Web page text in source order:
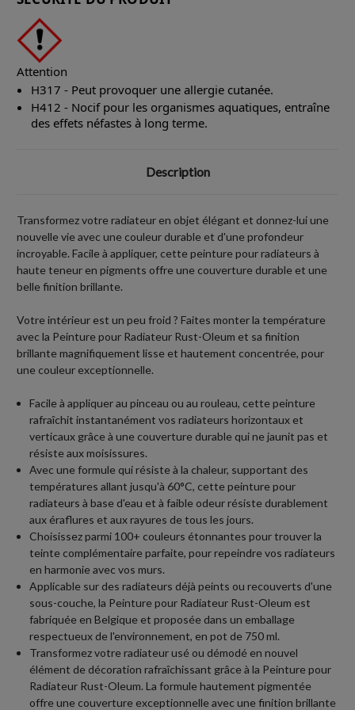
Attention
H317 - Peut provoquer une allergie cutanée.
H412 - Nocif pour les organismes aquatiques, entraîne
des effets néfastes à long terme.
Description
Transformez votre radiateur en objet élégant et donnez-lui une
nouvelle vie avec une couleur durable et d'une profondeur
incroyable. Facile à appliquer, cette peinture pour radiateurs à
haute teneur en pigments offre une couverture durable et une
belle finition brillante.
Votre intérieur est un peu froid ? Faites monter la température
avec la Peinture pour Radiateur Rust-Oleum et sa finition
brillante magnifiquement lisse et hautement concentrée, pour
une couleur exceptionnelle.
Facile à appliquer au pinceau ou au rouleau, cette peinture
rafraîchit instantanément vos radiateurs horizontaux et
verticaux grâce à une couverture durable qui ne jaunit pas et
résiste aux moisissures.
Avec une formule qui résiste à la chaleur, supportant des
températures allant jusqu'à 60°C, cette peinture pour
radiateurs à base d'eau et à faible odeur résiste durablement
aux éraflures et aux rayures de tous les jours.
Choisissez parmi 100+ couleurs étonnantes pour trouver la
teinte complémentaire parfaite, pour repeindre vos radiateurs
en harmonie avec vos murs.
Applicable sur des radiateurs déjà peints ou recouverts d'une
sous-couche, la Peinture pour Radiateur Rust-Oleum est
fabriquée en Belgique et proposée dans un emballage
respectueux de l'environnement, en pot de 750 ml.
Transformez votre radiateur usé ou démodé en nouvel
élément de décoration rafraîchissant grâce à la Peinture pour
Radiateur Rust-Oleum. La formule hautement pigmentée
offre une couverture exceptionnelle avec une finition brillante